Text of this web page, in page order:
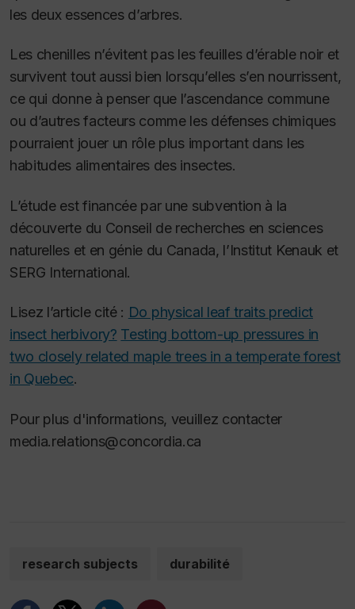
les deux essences d’arbres.
Les chenilles n’évitent pas les feuilles d’érable noir et
survivent tout aussi bien lorsqu’elles s’en nourrissent,
ce qui donne à penser que l’ascendance commune
ou d’autres facteurs comme les défenses chimiques
pourraient jouer un rôle plus important dans les
habitudes alimentaires des insectes.
L’étude est financée par une subvention à la
découverte du Conseil de recherches en sciences
naturelles et en génie du Canada, l’Institut Kenauk et
SERG International.
Lisez l’article cité : Do physical leaf traits predict
insect herbivory? Testing bottom-up pressures in
two closely related maple trees in a temperate forest
in Quebec.
Pour plus d'informations, veuillez contacter
media.relations@concordia.ca
research subjects durabilité